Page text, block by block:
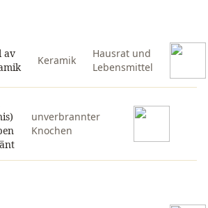
av
Keramik
Hausrat und
Lebensmittel
unverbrannter
Knochen